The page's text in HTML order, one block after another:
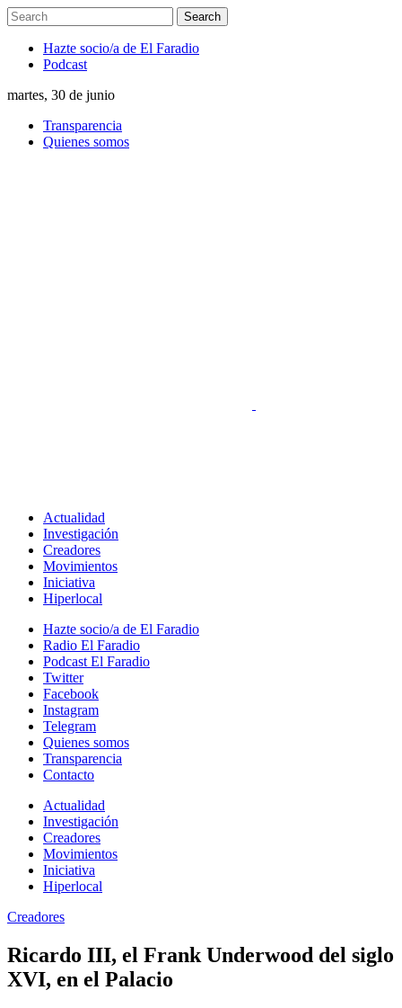
Hazte socio/a de El Faradio
Podcast
martes, 30 de junio
Transparencia
Quienes somos
Actualidad
Investigación
Creadores
Movimientos
Iniciativa
Hiperlocal
Hazte socio/a de El Faradio
Radio El Faradio
Podcast El Faradio
Twitter
Facebook
Instagram
Telegram
Quienes somos
Transparencia
Contacto
Actualidad
Investigación
Creadores
Movimientos
Iniciativa
Hiperlocal
Creadores
Ricardo III, el Frank Underwood del siglo
XVI, en el Palacio